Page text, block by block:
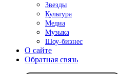
Звезды
Культура
Медиа
Музыка
Шоу-бизнес
О сайте
Обратная связь